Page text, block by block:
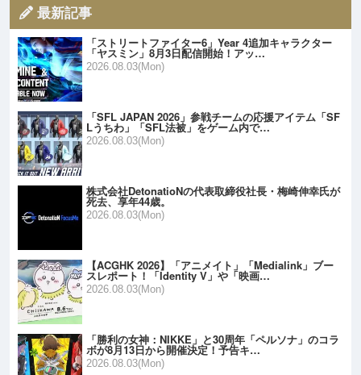
最新記事
「ストリートファイター6」Year 4追加キャラクター
「ヤスミン」8月3日配信開始！アッ…
2026.08.03(Mon)
「SFL JAPAN 2026」参戦チームの応援アイテム「SF
Lうちわ」「SFL法被」をゲーム内で…
2026.08.03(Mon)
株式会社DetonatioNの代表取締役社長・梅崎伸幸氏が
死去、享年44歳。
2026.08.03(Mon)
【ACGHK 2026】「アニメイト」「Medialink」ブー
スレポート！「Identity V」や「映画…
2026.08.03(Mon)
「勝利の女神：NIKKE」と30周年「ペルソナ」のコラ
ボが8月13日から開催決定！予告キ…
2026.08.03(Mon)